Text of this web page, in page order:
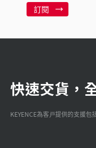
訂閱
快速交貨，
KEYENCE為客戸提供的支援